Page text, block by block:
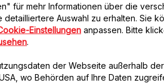
Immer griffbereit!
Verfügbare Menge.
In den Warenkorb legen
für mehr Informationen über die
Auswahl zu erhalten. Sie
Einstellungen anpassen. Bitte
der Webseite außerhalb der
wo Behörden auf Ihre Daten